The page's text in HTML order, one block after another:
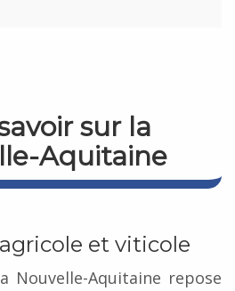
sur la
Aquitaine
et viticole
Nouvelle-Aquitaine repose